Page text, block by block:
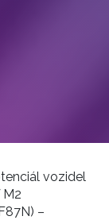
vozidel
–